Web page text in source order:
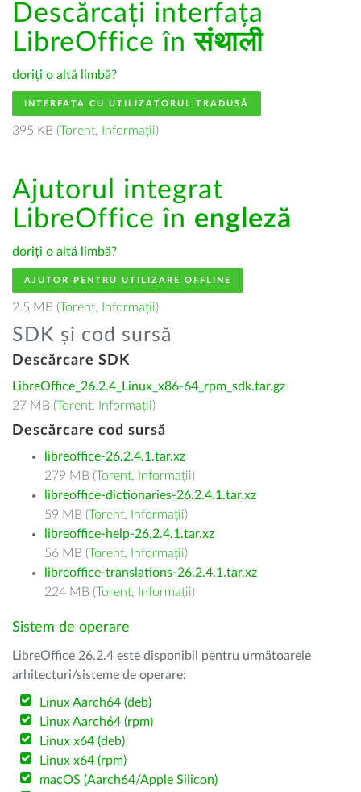
Descărcați interfața
LibreOffice înसंथाली
doriți o altă limbă?
INTERFAȚA CU UTILIZATORUL TRADUSĂ
395 KB (Torent, Informații)
Ajutorul integrat
LibreOffice în engleză
doriți o altă limbă?
AJUTOR PENTRU UTILIZARE OFFLINE
2.5 MB (Torent, Informații)
SDK și cod sursă
Descărcare SDK
LibreOffice_26.2.4_Linux_x86-64_rpm_sdk.tar.gz
27 MB (Torent, Informații)
Descărcare cod sursă
libreoffice-26.2.4.1.tar.xz
279 MB (Torent, Informații)
libreoffice-dictionaries-26.2.4.1.tar.xz
59 MB (Torent, Informații)
libreoffice-help-26.2.4.1.tar.xz
56 MB (Torent, Informații)
libreoffice-translations-26.2.4.1.tar.xz
224 MB (Torent, Informații)
Sistem de operare
LibreOffice 26.2.4 este disponibil pentru următoarele
arhitecturi/sisteme de operare:
Linux Aarch64 (deb)
Linux Aarch64 (rpm)
Linux x64 (deb)
Linux x64 (rpm)
macOS (Aarch64/Apple Silicon)